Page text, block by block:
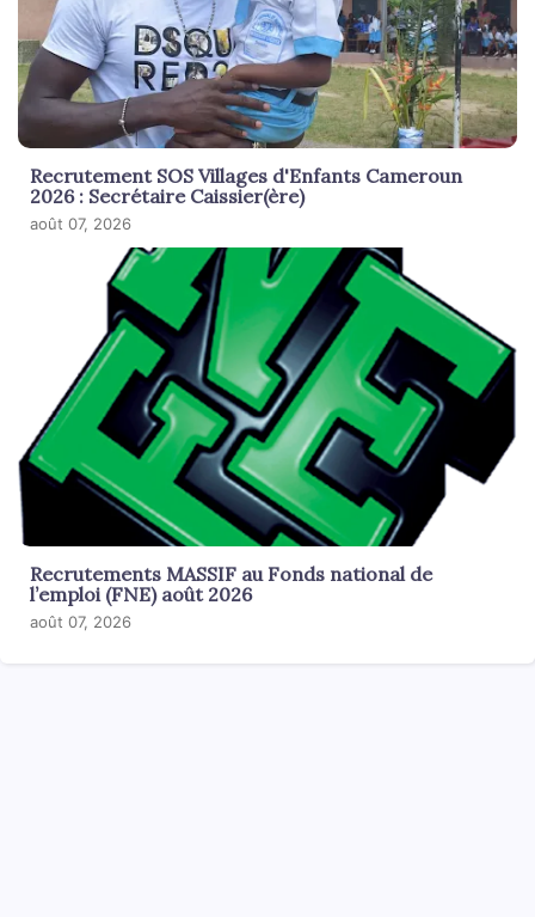
Recrutement SOS Villages d'Enfants Cameroun
2026 : Secrétaire Caissier(ère)
août 07, 2026
Recrutements MASSIF au Fonds national de
l’emploi (FNE) août 2026
août 07, 2026